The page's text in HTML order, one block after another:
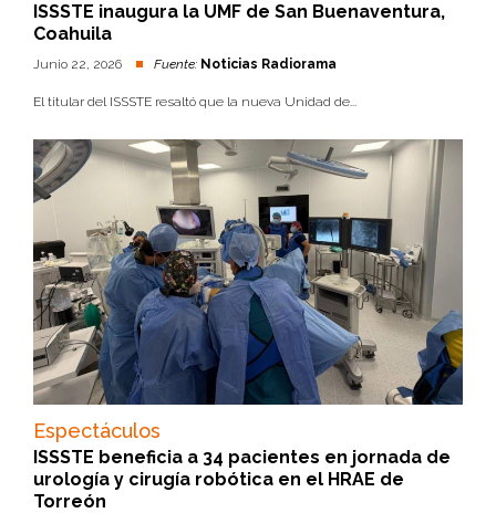
ISSSTE inaugura la UMF de San Buenaventura,
Coahuila
Junio 22, 2026 Fuente: Noticias Radiorama
El titular del ISSSTE resaltó que la nueva Unidad de...
Espectáculos
ISSSTE beneficia a 34 pacientes en jornada de
urología y cirugía robótica en el HRAE de
Torreón